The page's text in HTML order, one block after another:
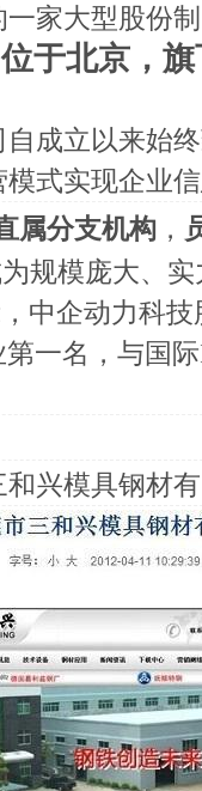
家大型股份
于北京，
成立以来始
式实现企业
属分支机构 ，
为规模庞大、
中企动力科
一名，与国
兴模具钢材